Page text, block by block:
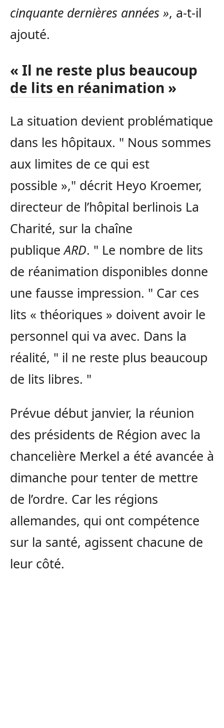
cinquante dernières années », a-t-il
ajouté.
« Il ne reste plus beaucoup
de lits en réanimation »
La situation devient problématique
dans les hôpitaux.
Nous sommes
aux limites de ce qui est
possible », décrit Heyo Kroemer,
directeur de l’hôpital berlinois La
Charité, sur la chaîne
publiqueARD.
Le nombre de lits
de réanimation disponibles donne
une fausse impression.
Car ces
lits « théoriques » doivent avoir le
personnel qui va avec. Dans la
réalité,
il ne reste plus beaucoup
de lits libres.
Prévue début janvier, la réunion
des présidents de Région avec la
chancelière Merkel a été avancée à
dimanche pour tenter de mettre
de l’ordre. Car les régions
allemandes, qui ont compétence
sur la santé, agissent chacune de
leur côté.